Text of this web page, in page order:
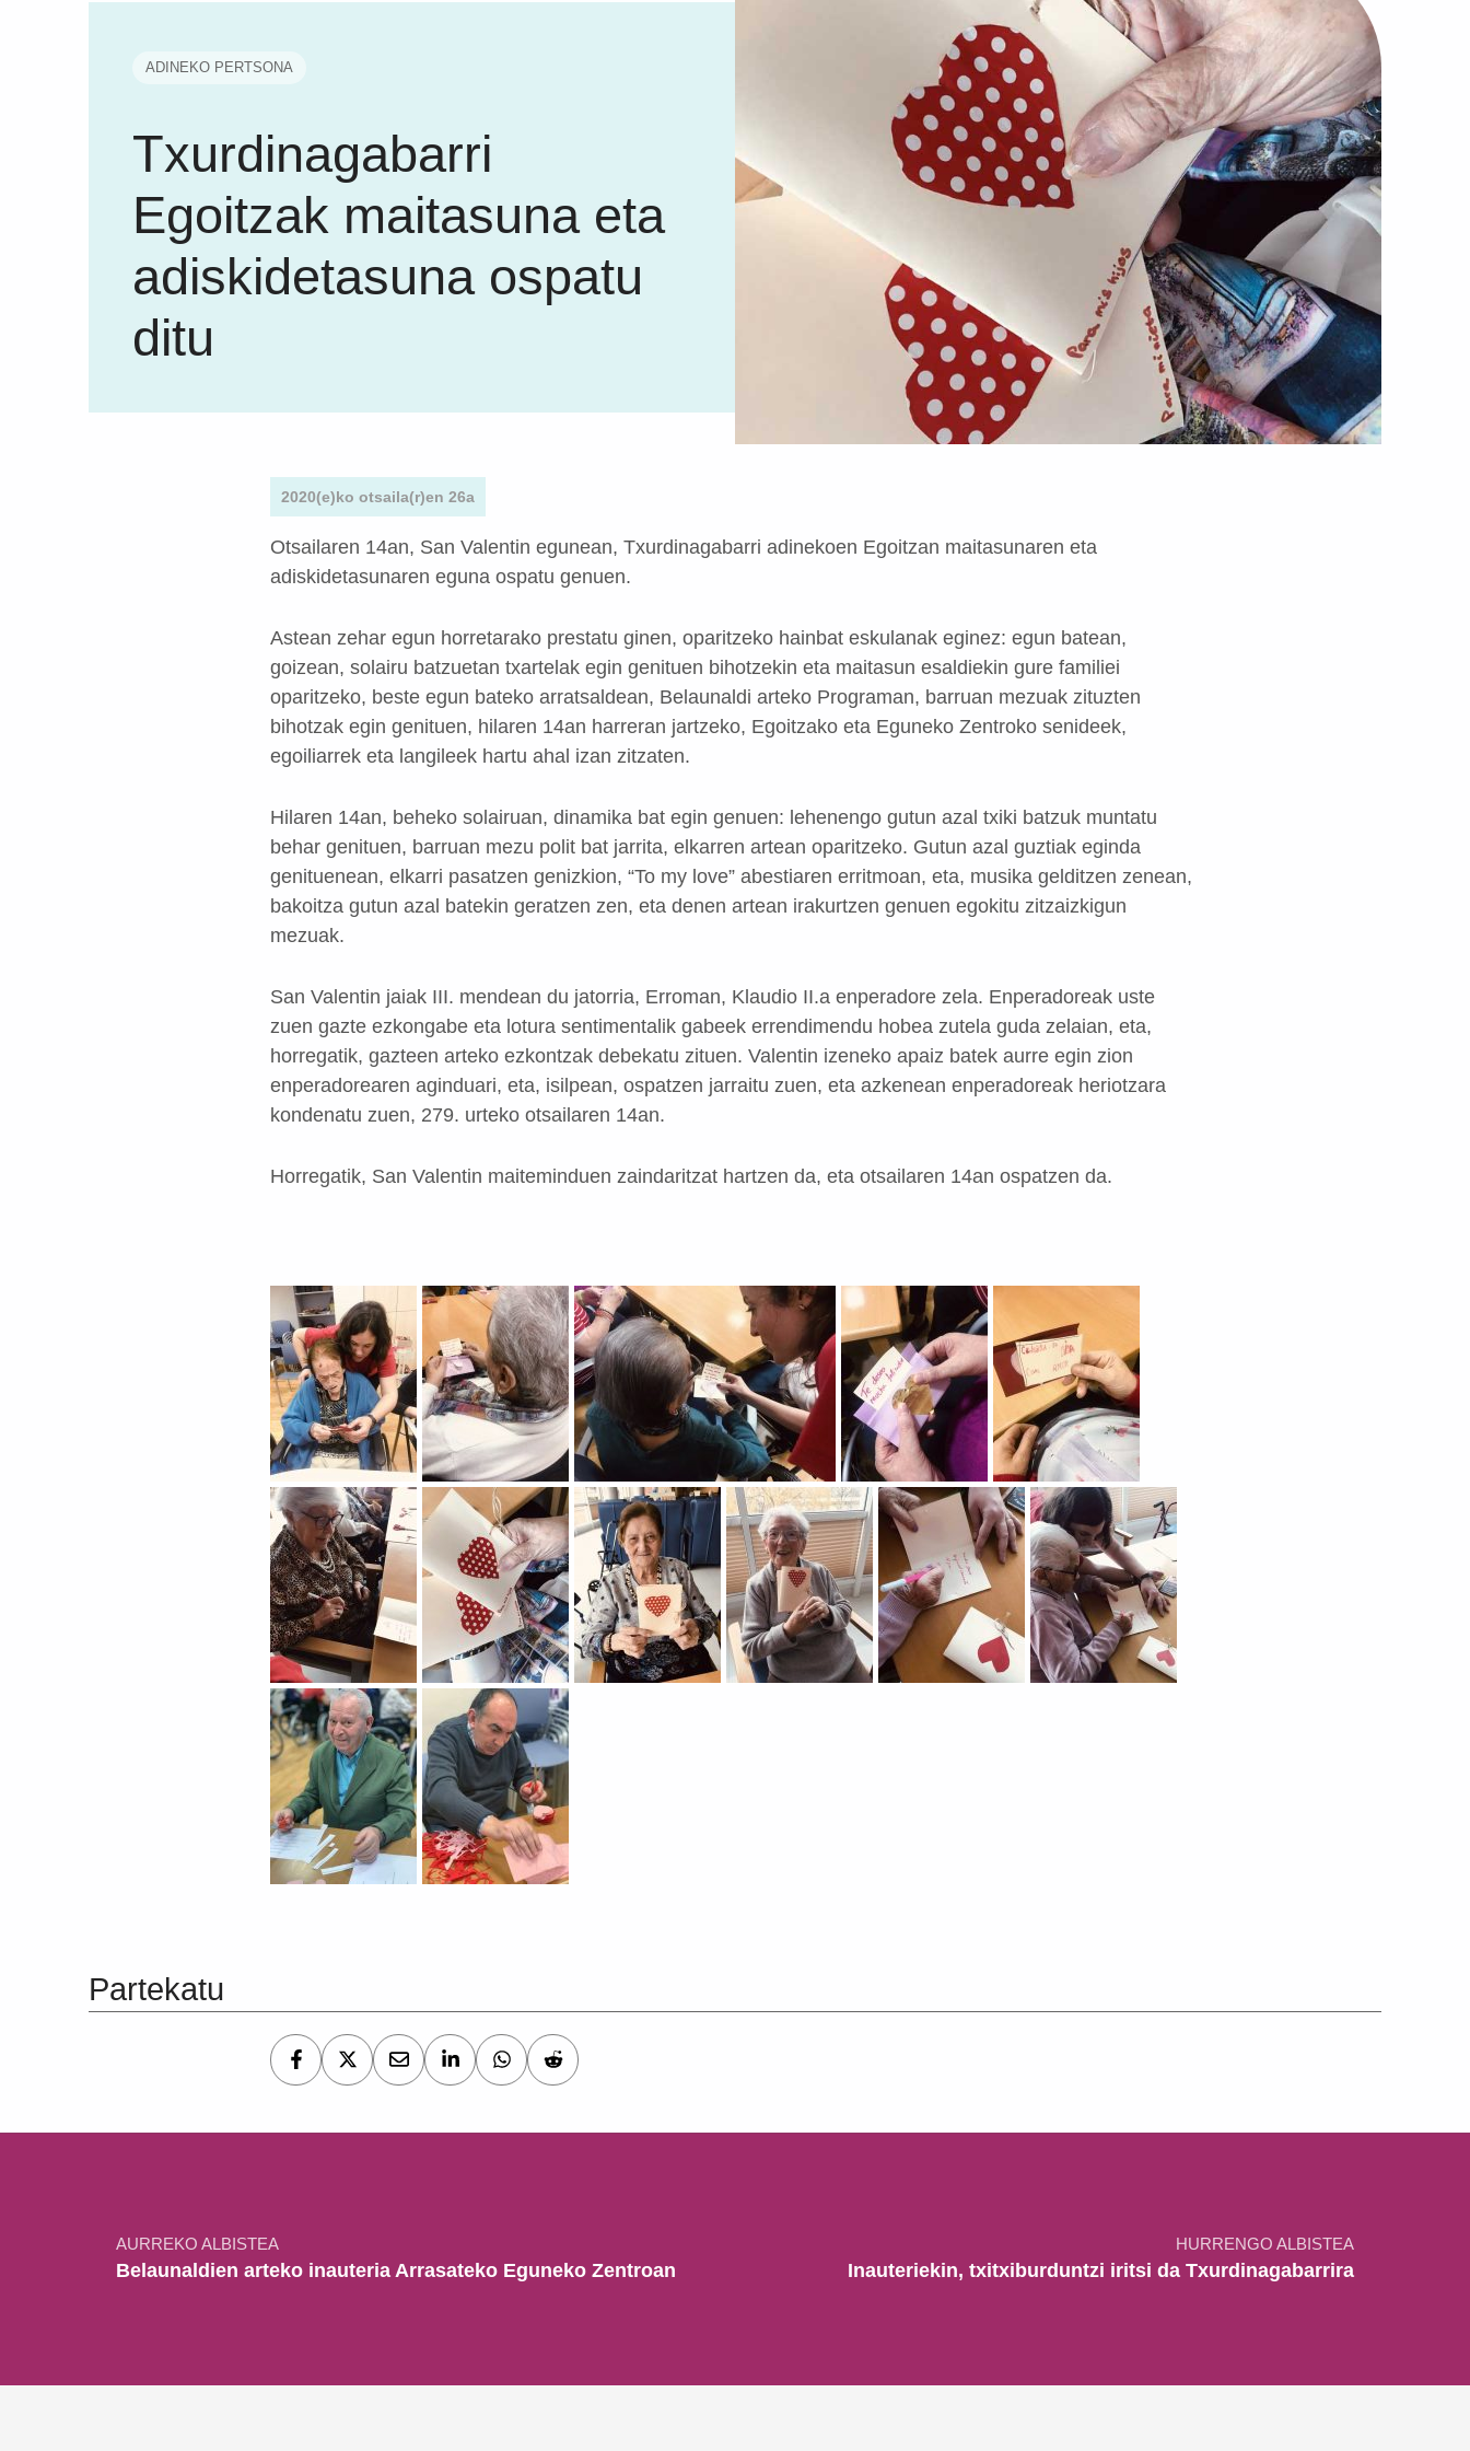
ADINEKO PERTSONA
Txurdinagabarri
Egoitzak maitasuna eta
adiskidetasuna ospatu
ditu
2020(e)ko otsaila(r)en 26a
Otsailaren 14an, San Valentin egunean, Txurdinagabarri adinekoen Egoitzan maitasunaren eta
adiskidetasunaren eguna ospatu genuen.
Astean zehar egun horretarako prestatu ginen, oparitzeko hainbat eskulanak eginez: egun batean,
goizean, solairu batzuetan txartelak egin genituen bihotzekin eta maitasun esaldiekin gure familiei
oparitzeko, beste egun bateko arratsaldean, Belaunaldi arteko Programan, barruan mezuak zituzten
bihotzak egin genituen, hilaren 14an harreran jartzeko, Egoitzako eta Eguneko Zentroko senideek,
egoiliarrek eta langileek hartu ahal izan zitzaten.
Hilaren 14an, beheko solairuan, dinamika bat egin genuen: lehenengo gutun azal txiki batzuk muntatu
behar genituen, barruan mezu polit bat jarrita, elkarren artean oparitzeko. Gutun azal guztiak eginda
genituenean, elkarri pasatzen genizkion, “To my love” abestiaren erritmoan, eta, musika gelditzen zenean,
bakoitza gutun azal batekin geratzen zen, eta denen artean irakurtzen genuen egokitu zitzaizkigun
mezuak.
San Valentin jaiak III. mendean du jatorria, Erroman, Klaudio II.a enperadore zela. Enperadoreak uste
zuen gazte ezkongabe eta lotura sentimentalik gabeek errendimendu hobea zutela guda zelaian, eta,
horregatik, gazteen arteko ezkontzak debekatu zituen. Valentin izeneko apaiz batek aurre egin zion
enperadorearen aginduari, eta, isilpean, ospatzen jarraitu zuen, eta azkenean enperadoreak heriotzara
kondenatu zuen, 279. urteko otsailaren 14an.
Horregatik, San Valentin maiteminduen zaindaritzat hartzen da, eta otsailaren 14an ospatzen da.
Partekatu
AURREKO ALBISTEA
Belaunaldien arteko inauteria Arrasateko Eguneko Zentroan
HURRENGO ALBISTEA
Inauteriekin, txitxiburduntzi iritsi da Txurdinagabarrira